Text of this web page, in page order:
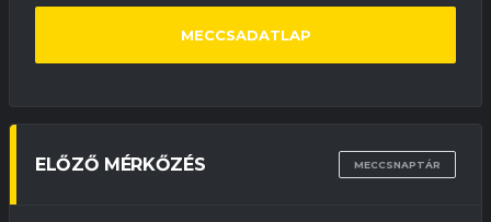
MECCSADATLAP
ELŐZŐ MÉRKŐZÉS MECCSNAPTÁR